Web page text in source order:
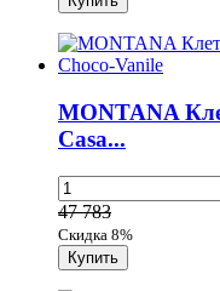
MONTANA
Casa...
47 783
Скидка 8%